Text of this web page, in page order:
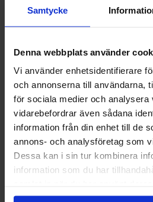
Samtycke
Denna webbplats använder
Vi använder enhetsidentifierare
och annonserna till användarna,
för sociala medier och analysera
vidarebefordrar även sådana
information från din enhet till de
annons- och analysföretag som
Dessa kan i sin tur kombinera
information som du har
midnattsamma kväll.
Om er verksamhet
planerade eller bedrivs
under kvällen den 15
juni rekommenderar vi
att ni förbereder er
genom att säkerställa
tillgång till vatten
under avbrottet.
Vi hoppas att arbetet
verksamhet i någon